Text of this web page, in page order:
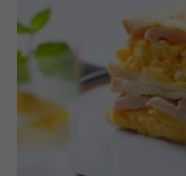
伝統に最大限のリスペ
生み出し、みずみずしい
現を目指してまいりま
【求める人物像】
私たちの考えに共感・
に、「自分の意志・想